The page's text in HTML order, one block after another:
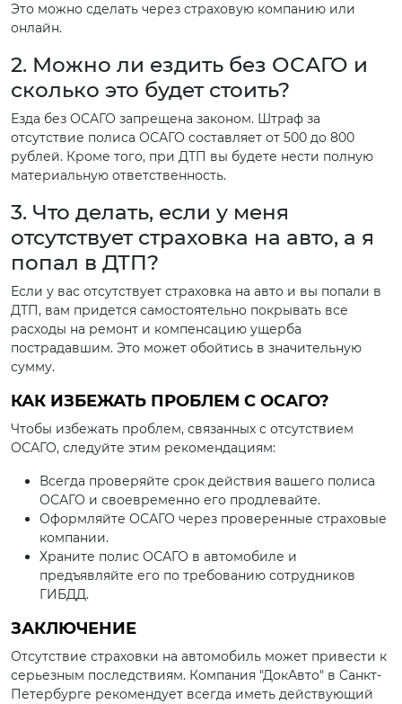
Это можно сделать через страховую компанию или
онлайн.
2. Можно ли ездить без ОСАГО и
сколько это будет стоить?
Езда без ОСАГО запрещена законом. Штраф за
отсутствие полиса ОСАГО составляет от 500 до 800
рублей. Кроме того, при ДТП вы будете нести полную
материальную ответственность.
3. Что делать, если у меня
отсутствует страховка на авто, а я
попал в ДТП?
Если у вас отсутствует страховка на авто и вы попали в
ДТП, вам придется самостоятельно покрывать все
расходы на ремонт и компенсацию ущерба
пострадавшим. Это может обойтись в значительную
сумму.
КАК ИЗБЕЖАТЬ ПРОБЛЕМ С ОСАГО?
Чтобы избежать проблем, связанных с отсутствием
ОСАГО, следуйте этим рекомендациям:
Всегда проверяйте срок действия вашего полиса
ОСАГО и своевременно его продлевайте.
Оформляйте ОСАГО через проверенные страховые
компании.
Храните полис ОСАГО в автомобиле и
предъявляйте его по требованию сотрудников
ГИБДД.
ЗАКЛЮЧЕНИЕ
Отсутствие страховки на автомобиль может привести к
серьезным последствиям. Компания "ДокАвто" в Санкт-
Петербурге рекомендует всегда иметь действующий